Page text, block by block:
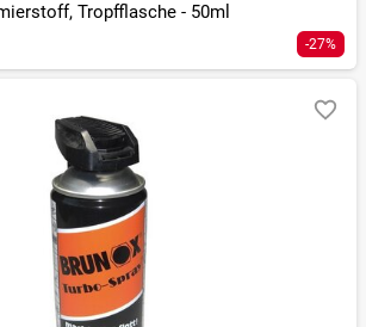
Tropfflasche - 50ml
-27%